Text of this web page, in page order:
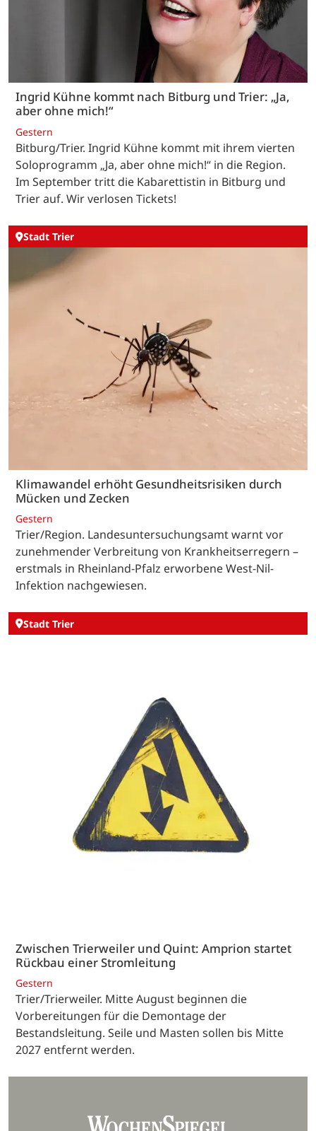
Ingrid Kühne kommt nach Bitburg und Trier: „Ja,
aber ohne mich!“
Gestern
Bitburg/Trier. Ingrid Kühne kommt mit ihrem vierten
Soloprogramm „Ja, aber ohne mich!“ in die Region.
Im September tritt die Kabarettistin in Bitburg und
Trier auf. Wir verlosen Tickets!
Stadt Trier
Klimawandel erhöht Gesundheitsrisiken durch
Mücken und Zecken
Gestern
Trier/Region. Landesuntersuchungsamt warnt vor
zunehmender Verbreitung von Krankheitserregern –
erstmals in Rheinland-Pfalz erworbene West-Nil-
Infektion nachgewiesen.
Stadt Trier
Zwischen Trierweiler und Quint: Amprion startet
Rückbau einer Stromleitung
Gestern
Trier/Trierweiler. Mitte August beginnen die
Vorbereitungen für die Demontage der
Bestandsleitung. Seile und Masten sollen bis Mitte
2027 entfernt werden.